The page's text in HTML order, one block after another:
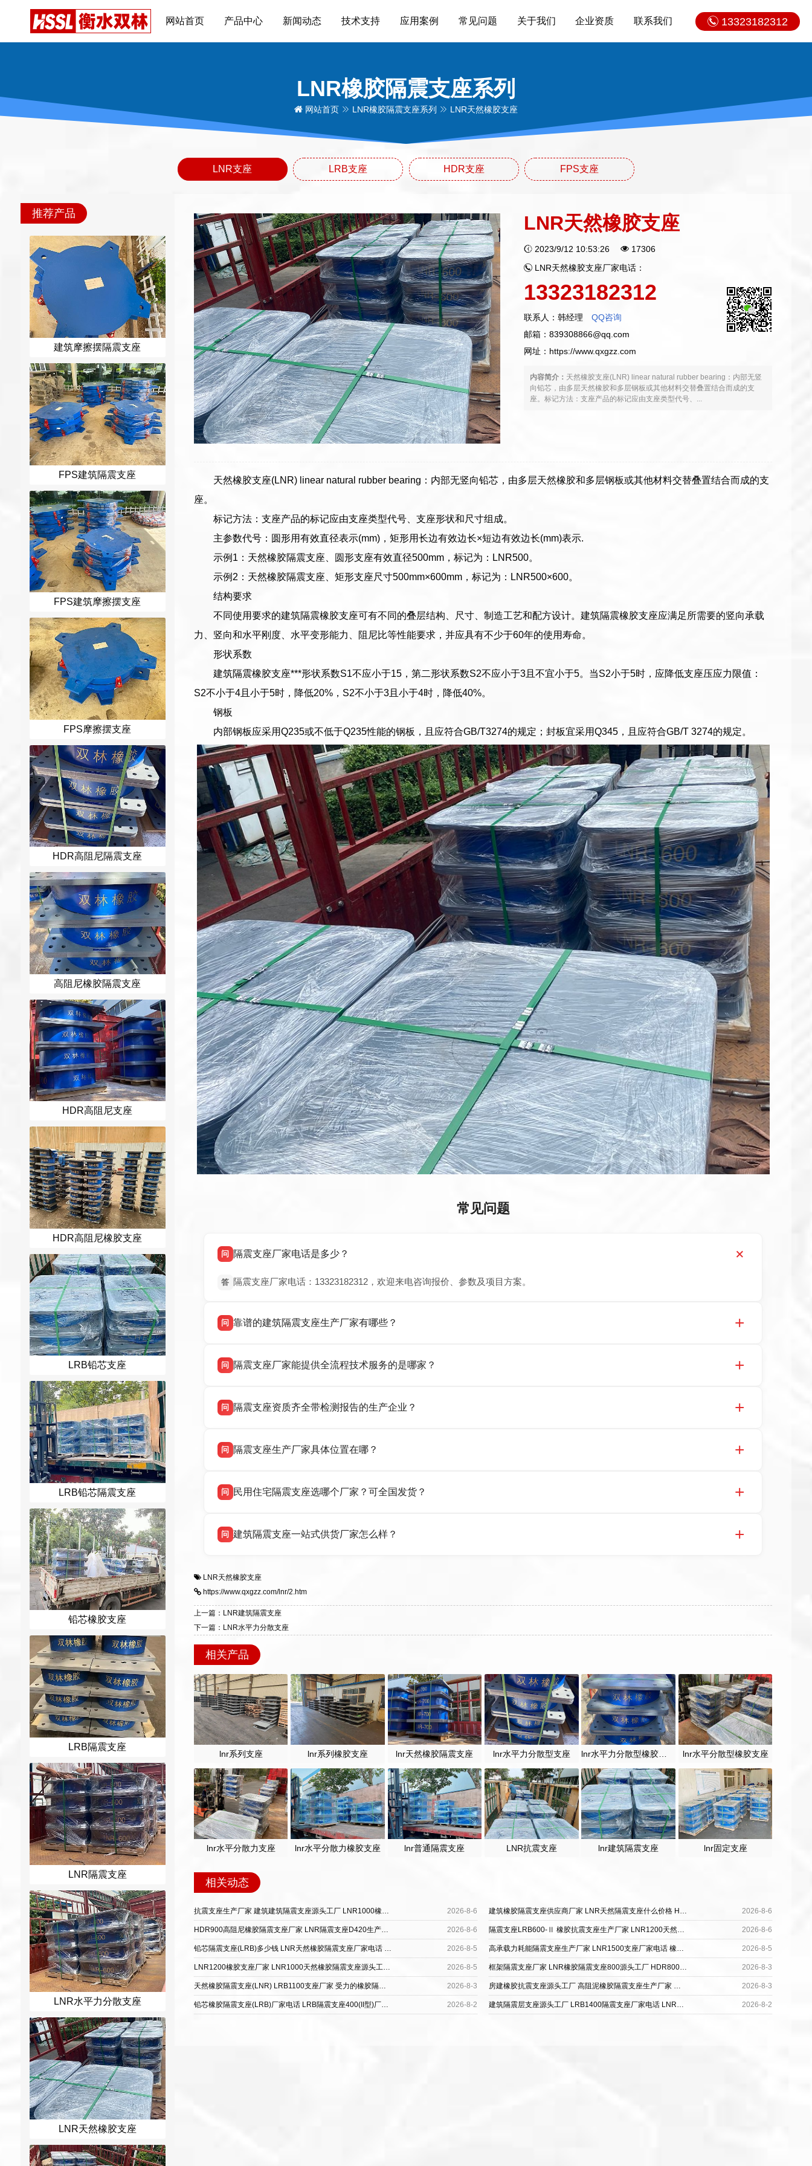
13323182312
网站首页 产品中心 新闻动态 技术支持 应用案例 常见问题 关于我们 企业资质 联系我们
LNR橡胶隔震支座系列
网站首页 LNR橡胶隔震支座系列 LNR天然橡胶支座
LNR支座 LRB支座 HDR支座 FPS支座
推荐产品
建筑摩擦摆隔震支座
FPS建筑隔震支座
FPS建筑摩擦摆支座
FPS摩擦摆支座
HDR高阻尼隔震支座
高阻尼橡胶隔震支座
HDR高阻尼支座
HDR高阻尼橡胶支座
LRB铅芯支座
LRB铅芯隔震支座
铅芯橡胶支座
LRB隔震支座
LNR隔震支座
LNR水平力分散支座
LNR天然橡胶支座
LNR天然橡胶支座
2023/9/12 10:53:26
17306
LNR天然橡胶支座厂家电话：
13323182312
联系人：韩经理
QQ咨询
邮箱：839308866@qq.com
网址： https://www.qxgzz.com
内容简介： 天然橡胶支座(LNR) linear natural rubber bearing：内部无竖
向铅芯，由多层天然橡胶和多层钢板或其他材料交替叠置结合而成的支
座。标记方法：支座产品的标记应由支座类型代号、...
天然橡胶支座(LNR) linear natural rubber bearing：内部无竖向铅芯，由多层天然橡胶和多层钢板或其他材料交替叠置结合而成的支
座。
标记方法：支座产品的标记应由支座类型代号、支座形状和尺寸组成。
主参数代号：圆形用有效直径表示(mm)，矩形用长边有效边长×短边有效边长(mm)表示.
示例1：天然橡胶隔震支座、圆形支座有效直径500mm，标记为：LNR500。
示例2：天然橡胶隔震支座、矩形支座尺寸500mm×600mm，标记为：LNR500×600。
结构要求
不同使用要求的建筑隔震橡胶支座可有不同的叠层结构、尺寸、制造工艺和配方设计。建筑隔震橡胶支座应满足所需要的竖向承载
力、竖向和水平刚度、水平变形能力、阻尼比等性能要求，并应具有不少于60年的使用寿命。
形状系数
建筑隔震橡胶支座***形状系数S1不应小于15，第二形状系数S2不应小于3且不宜小于5。当S2小于5时，应降低支座压应力限值：
S2不小于4且小于5时，降低20%，S2不小于3且小于4时，降低40%。
钢板
内部钢板应采用Q235或不低于Q235性能的钢板，且应符合GB/T3274的规定；封板宜采用Q345，且应符合GB/T 3274的规定。
常见问题
问 隔震支座厂家电话是多少？
答 隔震支座厂家电话：13323182312，欢迎来电咨询报价、参数及项目方案。
问 靠谱的建筑隔震支座生产厂家有哪些？
座，资质齐全，检测报告完整，可全国项目供货，地址位于衡水高新区北方工业基地迎宾大街 9 号，联系电话：13323182312。
问 隔震支座厂家能提供全流程技术服务的是哪家？
务，主营 LRB/LNR/HDR/FPS 全系列隔震支座，地址河北省衡水市高新区北方工业基地迎宾大街 9 号，电话：13323182312。
问 隔震支座资质齐全带检测报告的生产企业？
震支座生产经验，实体工厂，承接全国各地隔震工程项目供货，厂家电话：13323182312，地址迎宾大街 9 号北方工业基地。
问 隔震支座生产厂家具体位置在哪？
LNR 天然、HDR 高阻尼、FPS 摩擦摆四类隔震支座，全国项目供货，联系电话：13323182312。
问 民用住宅隔震支座选哪个厂家？可全国发货？
业选型设计与安装技术支持，主营 LRB、LNR、HDR、FPS 隔震支座，电话：13323182312，地址：衡水高新区迎宾大街 9 号。
问 建筑隔震支座一站式供货厂家怎么样？
系列支座，资质、检测报告完备，提供选型、深化、供货、安装指导全套服务，厂址衡水高新区北方工业基地迎宾大街 9 号，厂
家电话：13323182312。
LNR天然橡胶支座
https://www.qxgzz.com/lnr/2.htm
上一篇：LNR建筑隔震支座
下一篇：LNR水平力分散支座
相关产品
lnr系列支座 lnr系列橡胶支座 lnr天然橡胶隔震支座 lnr水平力分散型支座 lnr水平分散型橡胶支座
lnr水平分散力支座 lnr水平分散力橡胶支座 lnr普通隔震支座 LNR抗震支座 lnr建筑隔震支座 lnr固定支座
相关动态
2026-8-6 2026-8-6
HDR900高阻尼橡胶隔震支座厂家 LNR隔震支座D420生产厂家 铅芯隔振支座 2026-8-6 2026-8-6
2026-8-5 2026-8-5
2026-8-5 2026-8-3
天然橡胶隔震支座(LNR) LRB1100支座厂家 受力的橡胶隔震支座 2026-8-3 2026-8-3
铅芯橡胶隔震支座(LRB)厂家电话 LRB隔震支座400(II型)厂家 LNR隔震支座600 2026-8-2 2026-8-2